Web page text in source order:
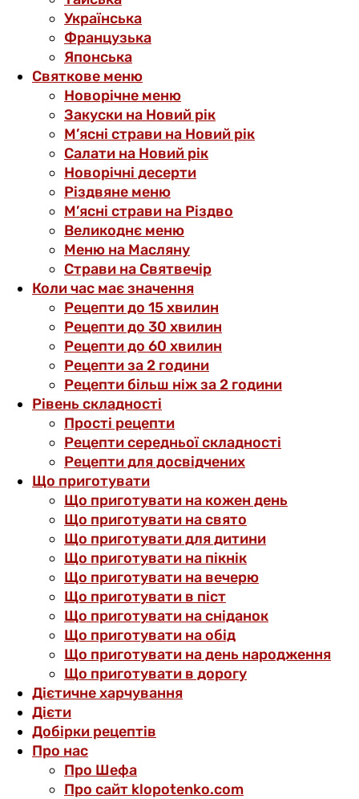
Українська
Французька
Японська
Святкове меню
Новорічне меню
Закуски на Новий рік
М’ясні страви на Новий рік
Салати на Новий рік
Новорічні десерти
Різдвяне меню
М’ясні страви на Різдво
Великоднє меню
Меню на Масляну
Страви на Святвечір
Коли час має значення
Рецепти до 15 хвилин
Рецепти до 30 хвилин
Рецепти до 60 хвилин
Рецепти за 2 години
Рецепти більш ніж за 2 години
Рівень складності
Прості рецепти
Рецепти середньої складності
Рецепти для досвідчених
Що приготувати
Що приготувати на кожен день
Що приготувати на свято
Що приготувати для дитини
Що приготувати на пікнік
Що приготувати на вечерю
Що приготувати в піст
Що приготувати на сніданок
Що приготувати на обід
Що приготувати на день народження
Що приготувати в дорогу
Дієтичне харчування
Дієти
Добірки рецептів
Про нас
Про Шефа
Про сайт klopotenko.com